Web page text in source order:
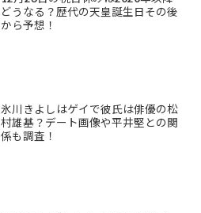
どうなる？歴代の天皇誕生日その後
から予想！
氷川きよしはゲイで彼氏は俳優の松
村雄基？デート画像や平井堅との関
係も調査！